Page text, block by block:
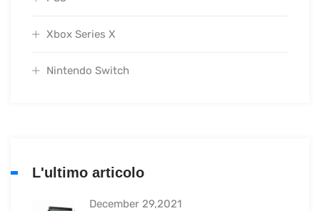
Xbox Series X
Nintendo Switch
L'ultimo articolo
December 29,2021